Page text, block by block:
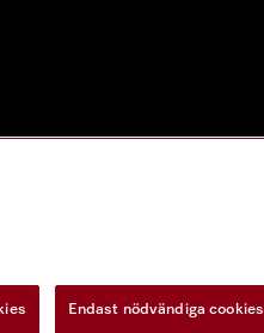
Endast nödvändiga cookies